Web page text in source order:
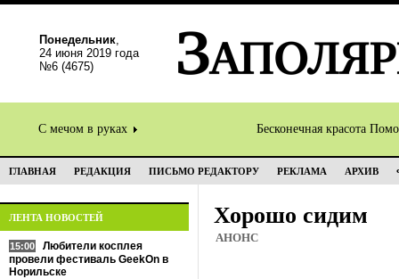
Понедельник,
24 июня 2019 года
№6 (4675)
С мечом в руках Бесконечная красота
ГЛАВНАЯ РЕДАКЦИЯ ПИСЬМО РЕДАКТОРУ РЕКЛАМА АРХИВ
ЛЕНТА НОВОСТЕЙ
15:00
Любители косплея
провели фестиваль GeekOn в
Норильске
Хорошо сидим
АНОНС